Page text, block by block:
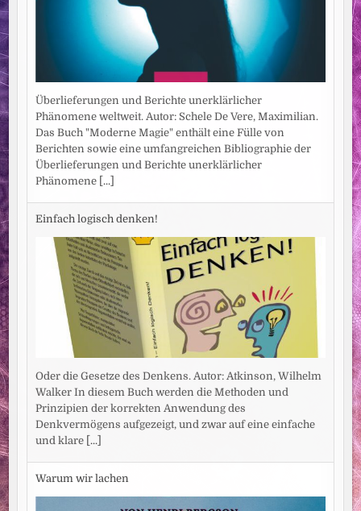
Überlieferungen und Berichte unerklärlicher
Phänomene weltweit. Autor: Schele De Vere, Maximilian.
Das Buch "Moderne Magie" enthält eine Fülle von
Berichten sowie eine umfangreichen Bibliographie der
Überlieferungen und Berichte unerklärlicher
Phänomene [...]
Einfach logisch denken!
Oder die Gesetze des Denkens. Autor: Atkinson, Wilhelm
Walker In diesem Buch werden die Methoden und
Prinzipien der korrekten Anwendung des
Denkvermögens aufgezeigt, und zwar auf eine einfache
und klare [...]
Warum wir lachen